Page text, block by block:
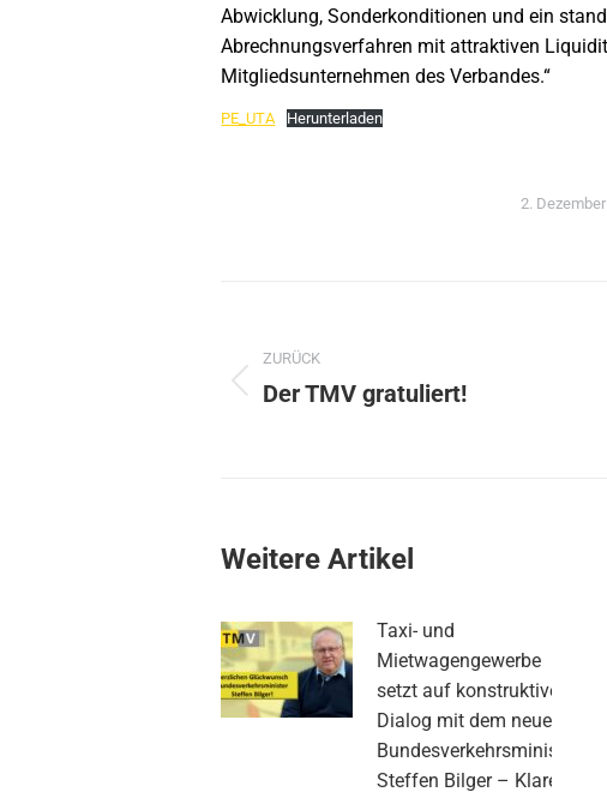
Abwicklung, Sonderkonditionen und ein
Abrechnungsverfahren mit attraktiven
Mitgliedsunternehmen des Verbandes.“
PE_UTA Herunterladen
2.
ZURÜCK
Vorheriger
Der TMV gratuliert!
Weitere Artikel
Taxi- und
Mietwagengewerbe
setzt auf konstruktiven
Dialog mit dem neuen
Bundesverkehrsminister
Steffen Bilger – Klare